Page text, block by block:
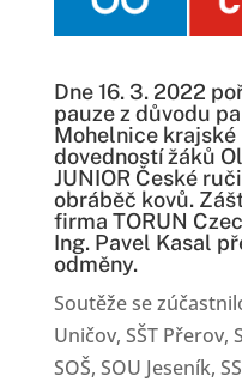
Dne 16. 3. 2022
pauze z důvodu
Mohelnice
dovedností žáků
JUNIOR České
obráběč kovů.
firma TORUN
Ing. Pavel Kasal
odměny.
Soutěže se
Uničov, SŠT Přerov,
SOŠ, SOU Jeseník,